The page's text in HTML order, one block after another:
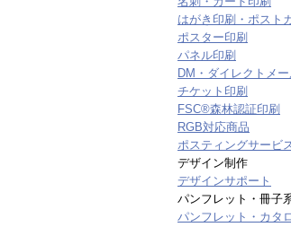
はがき印刷・ポスト
ポスター印刷
パネル印刷
DM・ダイレクトメー
チケット印刷
FSC®森林認証印刷
RGB対応商品
ポスティングサービ
デザイン制作
デザインサポート
パンフレット・冊子
パンフレット・カタ